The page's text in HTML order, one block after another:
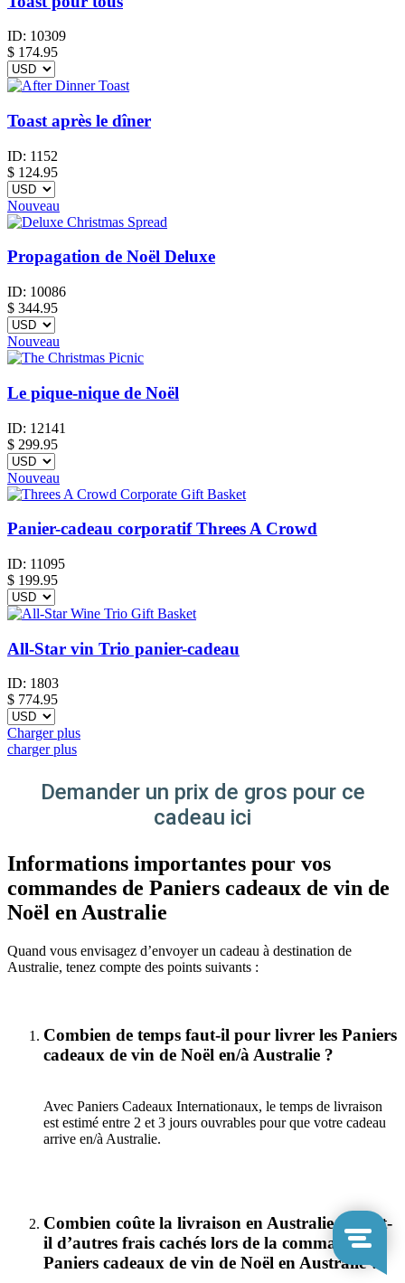
ID: 10309
$ 174.95
Toast après le dîner
ID: 1152
$ 124.95
Nouveau
Propagation de Noël Deluxe
ID: 10086
$ 344.95
Nouveau
Le pique-nique de Noël
ID: 12141
$ 299.95
Nouveau
Panier-cadeau corporatif Threes A Crowd
ID: 11095
$ 199.95
All-Star vin Trio panier-cadeau
ID: 1803
$ 774.95
Charger plus
charger plus
Demander un prix de gros pour ce
cadeau ici
Informations importantes pour vos
commandes de Paniers cadeaux de vin de
Noël en Australie
Quand vous envisagez d’envoyer un cadeau à destination de
Australie, tenez compte des points suivants :
Combien de temps faut-il pour livrer les Paniers
cadeaux de vin de Noël en/à Australie ?
Avec Paniers Cadeaux Internationaux, le temps de livraison
est estimé entre 2 et 3 jours ouvrables pour que votre cadeau
arrive en/à Australie.
Combien coûte la livraison en Australie ? Y a-t-
il d’autres frais cachés lors de la commande de
Paniers cadeaux de vin de Noël en Australie ?